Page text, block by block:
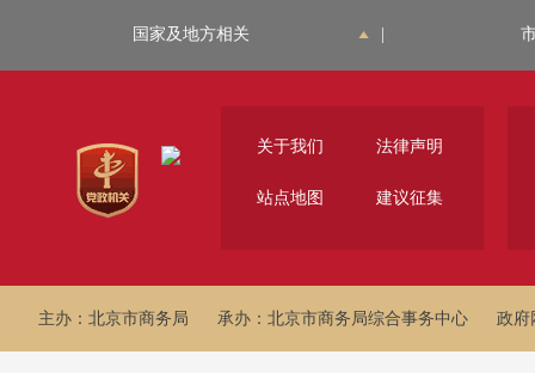
国家及地方相关
关于我们 法律声明
站点地图 建议征集
主办：北京市商务局 承办：北京市商务局综合事务中心 政府